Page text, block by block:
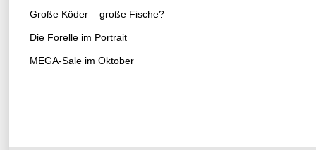
Große Köder – große Fische?
Die Forelle im Portrait
MEGA-Sale im Oktober